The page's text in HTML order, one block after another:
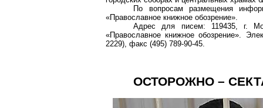
По вопросам размещения
«Православное книжное обозрение».
Адрес для писем: 119435, г.
«Православное книжное обозрение».
2229), факс (495) 789-90-45.
ОСТОРОЖНО –